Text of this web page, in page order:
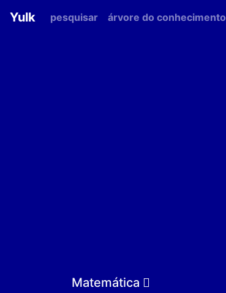
Yulk pesquisar árvore do conhecimento
Matemática